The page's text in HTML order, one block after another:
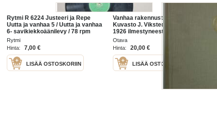
Rytmi R 6224 Justeeri ja Repe
Uutta ja vanhaa 5 / Uutta ja vanhaa
6- savikiekkoäänilevy / 78 rpm
record
Rytmi
Hinta:
7,00 €
LISÄÄ OSTOSKORIIN
Vanhaa rakennustaidettamme :
Kuvasto J. Vikstedtin (Viisteen) v.
1926 ilmestyneestä teoksesta
"Suomen kaupunkien vanhaa
rakennustaidetta"
Otava
Hinta:
20,00 €
LISÄÄ OSTOSKORIIN